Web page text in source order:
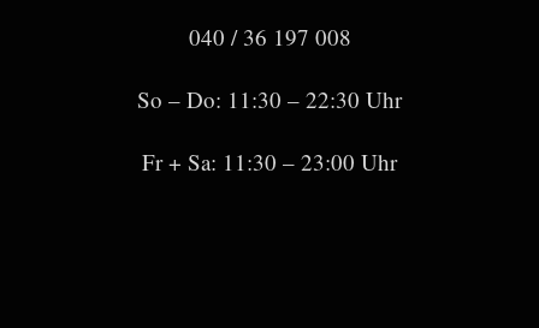
040 / 36 197 008
So – Do: 11:30 – 22:30 Uhr
Fr + Sa: 11:30 – 23:00 Uhr